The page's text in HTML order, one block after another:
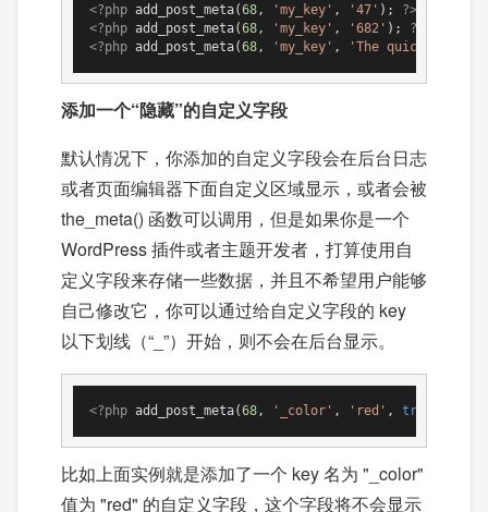
<?php add_post_meta(68, 'my_key' , '47' );
?>
<?php add_post_meta(68, 'my_key' , '682' );
?>
<?php add_post_meta(68, 'my_key' , 'The quick,
添加一个“隐藏”的自定义字段
默认情况下，你添加的自定义字段会在后台日志
或者页面编辑器下面自定义区域显示，或者会被
the_meta() 函数可以调用，但是如果你是一个
WordPress 插件或者主题开发者，打算使用自
定义字段来存储一些数据，并且不希望用户能够
自己修改它，你可以通过给自定义字段的 key
以下划线（“_”）开始，则不会在后台显示。
<?php add_post_meta(68, '_color' , 'red' , true
比如上面实例就是添加了一个 key 名为 "_color"
值为 "red" 的自定义字段，这个字段将不会显示